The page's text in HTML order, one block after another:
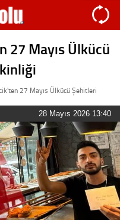
27 Mayıs Ülkücü
27 Mayıs Ülkücü Şehitleri
28 Mayıs 2026 13:40